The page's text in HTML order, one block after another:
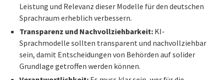
Leistung und Relevanz dieser Modelle für den deutschen
Sprachraum erheblich verbessern.
Transparenz und Nachvollziehbarkeit: KI-
Sprachmodelle sollten transparent und nachvollziehbar
sein, damit Entscheidungen von Behörden auf solider
Grundlage getroffen werden können.